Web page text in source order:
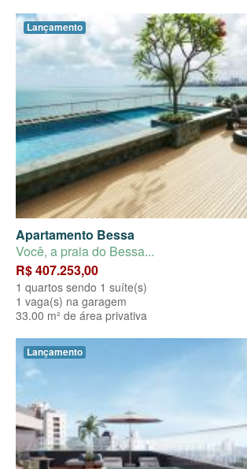
Lançamento
Apartamento Bessa
Você, a praia do Bessa...
R$ 407.253,00
1 quartos sendo 1 suíte(s)
1 vaga(s) na garagem
33.00 m² de área privativa
Lançamento